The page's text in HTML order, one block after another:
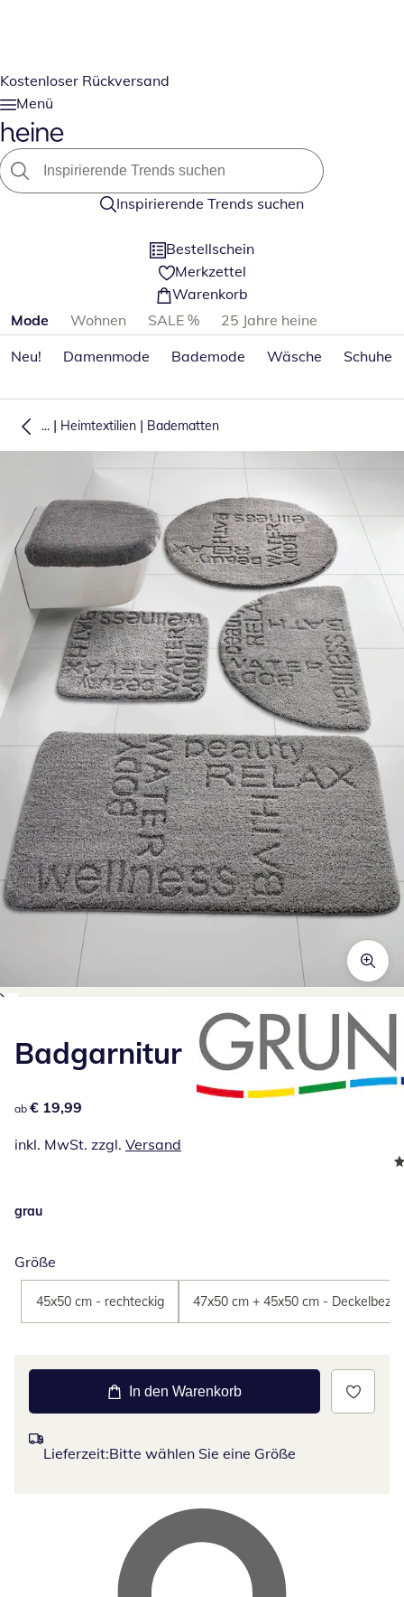
Kostenloser Rückversand
Menü
Inspirierende Trends suchen
Bestellschein
Merkzettel
Warenkorb
Produktkategorien überspringen
Mode Wohnen SALE %
25 Jahre heine
Neu!
Damenmode Bademode Wäsche Schuhe
... | Heimtextilien | Badematten
Zum Vergrößern auf das Bild klicken
Badgarnitur
€ 19,99
ab € 19,99
inkl. MwSt. zzgl. Versand
grau
Größe
45x50 cm - rechteckig 47x50 cm + 45x50 cm -
In den Warenkorb
Lieferzeit:Bitte wählen Sie eine Größe